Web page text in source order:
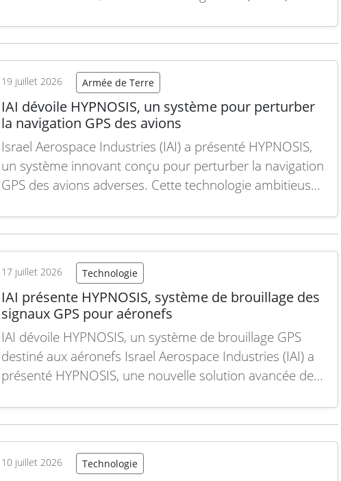
demande de renseignements auprès de l’industrie afin
terrestre de…Lire la suite
19 juillet 2026 Armée de Terre
IAI dévoile HYPNOSIS, un système pour perturber
la navigation GPS des avions
Israel Aerospace Industries (IAI) a présenté HYPNOSIS,
un système innovant conçu pour perturber la navigation
GPS des avions adverses. Cette technologie ambitieuse
positionnement par satellite, un outil crucial dans les
agit en brouillant les signaux GPS…
17 juillet 2026 Technologie
IAI présente HYPNOSIS, système de brouillage des
signaux GPS pour aéronefs
IAI dévoile HYPNOSIS, un système de brouillage GPS
destiné aux aéronefs Israel Aerospace Industries (IAI) a
présenté HYPNOSIS, une nouvelle solution avancée de
les aéronefs. Ce système vise à protéger les plateformes
perturbant efficacement…
10 juillet 2026 Technologie